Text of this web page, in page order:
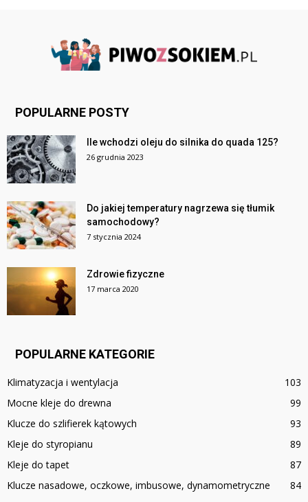
POPULARNE POSTY
Ile wchodzi oleju do silnika do quada 125?
26 grudnia 2023
Do jakiej temperatury nagrzewa się tłumik
samochodowy?
7 stycznia 2024
Zdrowie fizyczne
17 marca 2020
POPULARNE KATEGORIE
Klimatyzacja i wentylacja
103
Mocne kleje do drewna
99
Klucze do szlifierek kątowych
93
Kleje do styropianu
89
Kleje do tapet
87
Klucze nasadowe, oczkowe, imbusowe, dynamometryczne
84